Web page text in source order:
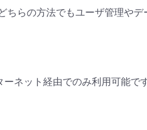
ちらの方法でもユーザ管理や
ネット経由でのみ利用可能です